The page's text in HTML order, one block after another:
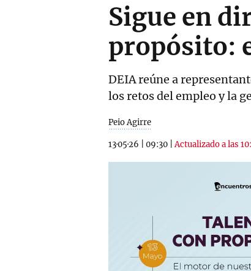
Sigue en
propósito:
DEIA reúne a
los retos del empleo y la
Peio Agirre
13·05·26 09:30 |Actualizado a las